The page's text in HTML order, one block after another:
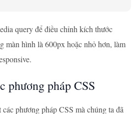
query để điều chỉnh kích thước
màn hình là 600px hoặc nhỏ hơn, làm
phương pháp CSS
phương pháp CSS mà chúng ta đã